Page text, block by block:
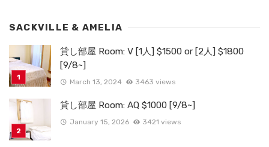
SACKVILLE & AMELIA
貸し部屋 Room: V [1人] $1500 or [2人] $1800
[9/8~]
March 13, 2024 3463 views
貸し部屋 Room: AQ $1000 [9/8~]
January 15, 2026 3421 views